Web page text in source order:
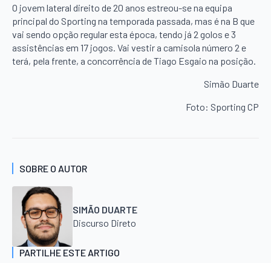
O jovem lateral direito de 20 anos estreou-se na equipa
principal do Sporting na temporada passada, mas é na B que
vai sendo opção regular esta época, tendo já 2 golos e 3
assistências em 17 jogos. Vai vestir a camisola número 2 e
terá, pela frente, a concorrência de Tiago Esgaio na posição.
Simão Duarte
Foto: Sporting CP
SOBRE O AUTOR
SIMÃO DUARTE
Discurso Direto
PARTILHE ESTE ARTIGO